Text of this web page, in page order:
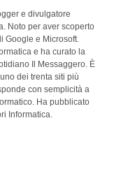
e divulgatore
Noto per aver scoperto
Google e Microsoft.
e ha curato la
Il Messaggero. È
dei trenta siti più
con semplicità a
Ha pubblicato
Informatica.